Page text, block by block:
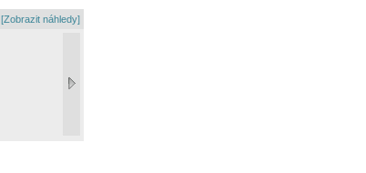
[Zobrazit náhledy]